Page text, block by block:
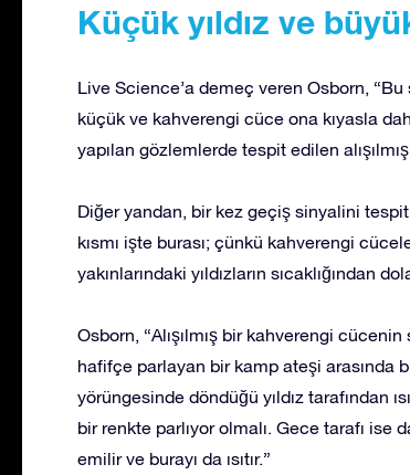
Küçük yıldız ve
Live Science’a demeç veren Osborn, “Bu
küçük ve kahverengi cüce ona kıyasla
yapılan gözlemlerde tespit edilen
Diğer yandan, bir kez geçiş sinyalini
kısmı işte burası; çünkü kahverengi
yakınlarındaki yıldızların sıcaklığından
Osborn, “Alışılmış bir kahverengi cücenin
hafifçe parlayan bir kamp ateşi arasında
yörüngesinde döndüğü yıldız tarafından
bir renkte parlıyor olmalı. Gece tarafı ise
emilir ve burayı da ısıtır.”